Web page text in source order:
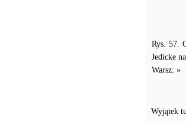
Rys. 57.
Jedicke
Warsz: »
Wyjątek